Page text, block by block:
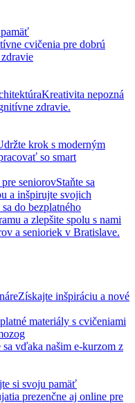
cvičenia pre dobrú
Kreativita nepozná
zdravie.
krok s moderným
so smart
seniorovStaňte sa
a inšpirujte svojich
do bezplatného
a zlepšite spolu s nami
a senioriek v Bratislave.
Získajte inšpiráciu a nové
materiály s cvičeniami
vďaka našim e-kurzom z
si svoju pamäť
prezenčne aj online pre